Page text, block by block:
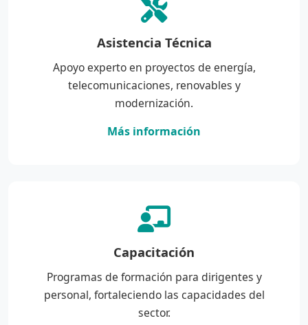
Asistencia Técnica
Apoyo experto en proyectos de energía,
telecomunicaciones, renovables y
modernización.
Más información
Capacitación
Programas de formación para dirigentes y
personal, fortaleciendo las capacidades del
sector.